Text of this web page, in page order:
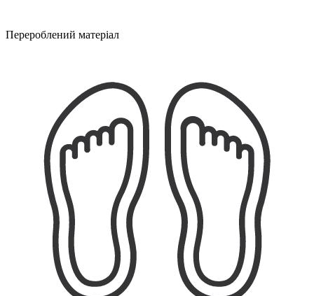
Перероблений матеріал